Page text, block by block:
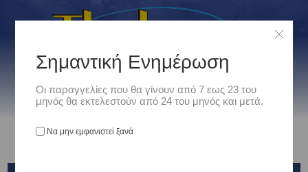
Σημαντική Ενημέρωση
Οι παραγγελίες που θα γίνουν από 7 εως 23 του
μηνός θα εκτελεστούν από 24 του μηνός και μετά.
Να μην εμφανιστεί ξανά